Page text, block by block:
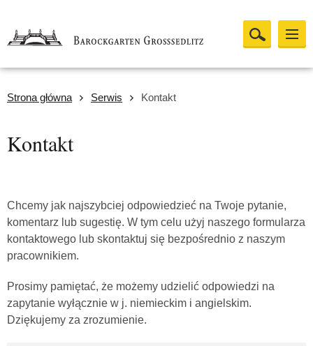
Strona główna Serwis Kontakt
Kontakt
Chcemy jak najszybciej odpowiedzieć na Twoje pytanie,
komentarz lub sugestię. W tym celu użyj naszego formularza
kontaktowego lub skontaktuj się bezpośrednio z naszym
pracownikiem.
Prosimy pamiętać, że możemy udzielić odpowiedzi na
zapytanie wyłącznie w j. niemieckim i angielskim.
Dziękujemy za zrozumienie.